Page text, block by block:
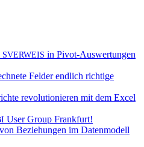
SVERWEIS in Pivot-Auswertungen
Felder endlich richtige
revolutionieren mit dem Excel
User Group Frankfurt!
Beziehungen im Datenmodell